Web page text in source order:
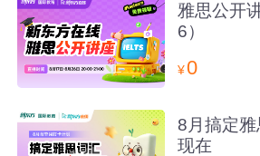
雅思公开
6）
¥0
8月搞定雅
现在